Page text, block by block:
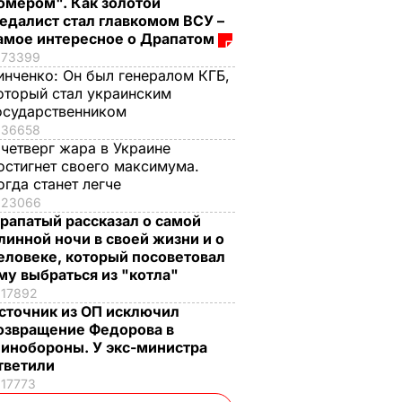
стал главкомом ВСУ –
интересное о Драпатом
73399
Он был генералом КГБ,
стал украинским
36658
жара в Украине
своего максимума.
станет легче
23066
рассказал о самой
ночи в своей жизни и о
который посоветовал
выбраться из "котла"
17892
из ОП исключил
Федорова в
У экс-министра
17773